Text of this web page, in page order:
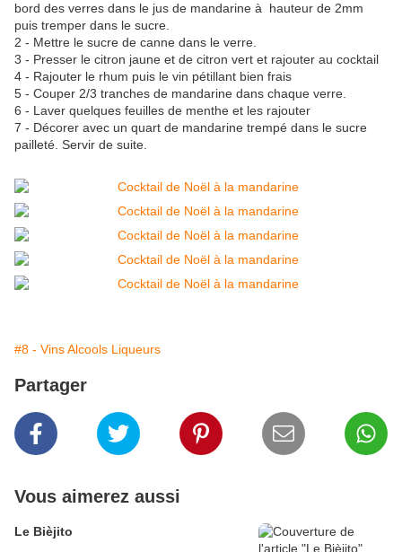
bord des verres dans le jus de mandarine à hauteur de 2mm
puis tremper dans le sucre.
2 - Mettre le sucre de canne dans le verre.
3 - Presser le citron jaune et de citron vert et rajouter au cocktail
4 - Rajouter le rhum puis le vin pétillant bien frais
5 - Couper 2/3 tranches de mandarine dans chaque verre.
6 - Laver quelques feuilles de menthe et les rajouter
7 - Décorer avec un quart de mandarine trempé dans le sucre
pailleté. Servir de suite.
#8 - Vins Alcools Liqueurs
Partager
Vous aimerez aussi
Le Bièjito